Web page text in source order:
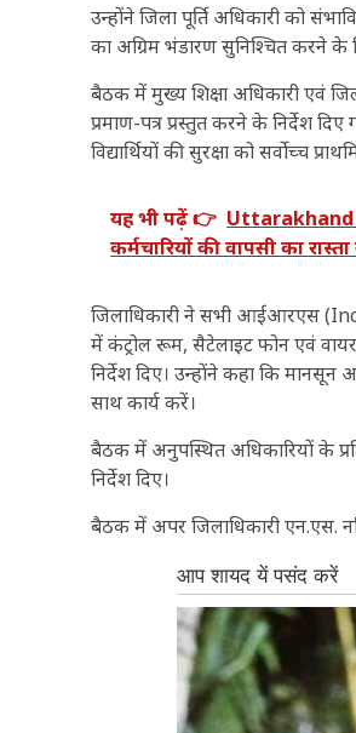
उन्होंने जिला पूर्ति अधिकारी को
का अग्रिम भंडारण सुनिश्चित करने के
बैठक में मुख्य शिक्षा अधिकारी एवं
प्रमाण-पत्र प्रस्तुत करने के निर्देश
विद्यार्थियों की सुरक्षा को सर्वोच्च
यह भी पढ़ें 👉 Uttarakhand
कर्मचारियों की वापसी का
जिलाधिकारी ने सभी आईआरएस
में कंट्रोल रूम, सैटेलाइट फोन एवं
निर्देश दिए। उन्होंने कहा कि मानसून
साथ कार्य करें।
बैठक में अनुपस्थित अधिकारियों के
निर्देश दिए।
बैठक में अपर जिलाधिकारी एन.एस.